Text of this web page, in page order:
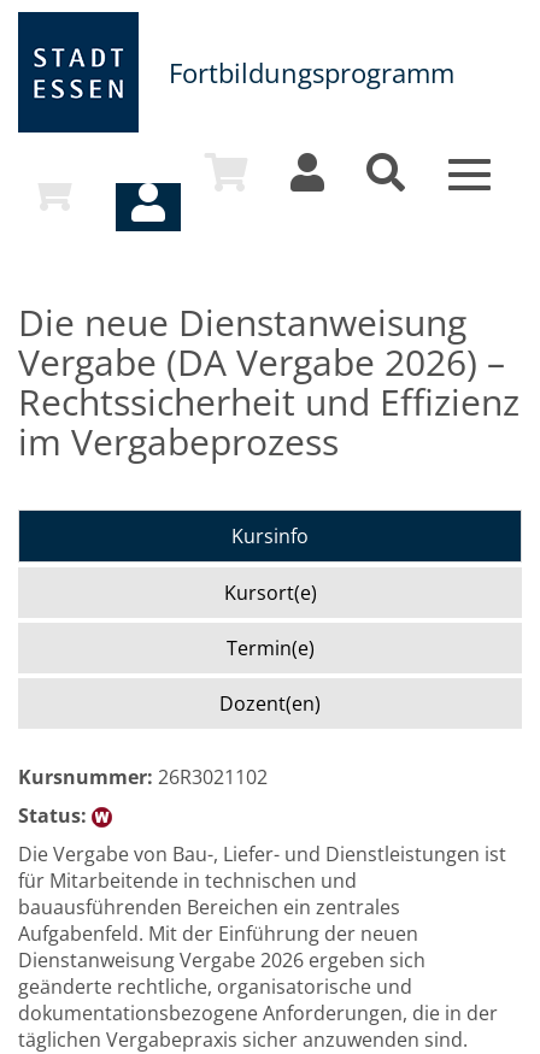
Fortbildungsprogramm
Toggle
Die neue Dienstanweisung
Vergabe (DA Vergabe 2026) –
Rechtssicherheit und Effizienz
im Vergabeprozess
Kursinfo
Kursort(e)
Termin(e)
Dozent(en)
Kursnummer: 26R3021102
Status:
Die Vergabe von Bau-, Liefer- und Dienstleistungen ist
für Mitarbeitende in technischen und
bauausführenden Bereichen ein zentrales
Aufgabenfeld. Mit der Einführung der neuen
Dienstanweisung Vergabe 2026 ergeben sich
geänderte rechtliche, organisatorische und
dokumentationsbezogene Anforderungen, die in der
täglichen Vergabepraxis sicher anzuwenden sind.